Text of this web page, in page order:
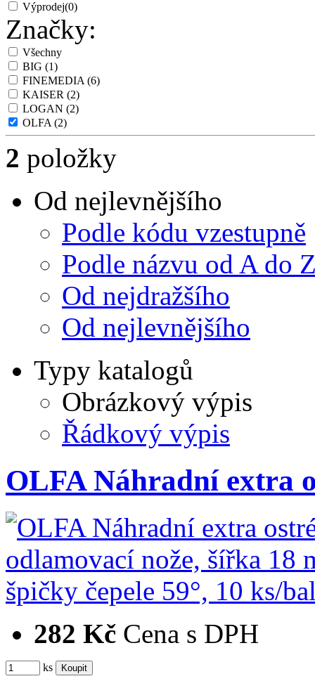
Výprodej(0)
Značky:
Všechny
BIG (1)
FINEMEDIA(6)
KAISER (2)
LOGAN (2)
OLFA(2)
2 položky
Od nejlevnějšího
Podle kódu vzestupně
Podle názvu od A do
Od nejdražšího
Od nejlevnějšího
Typy katalogů
Obrázkový výpis
Řádkový výpis
OLFA Náhradní extra
282 Kč Cena s DPH
ks